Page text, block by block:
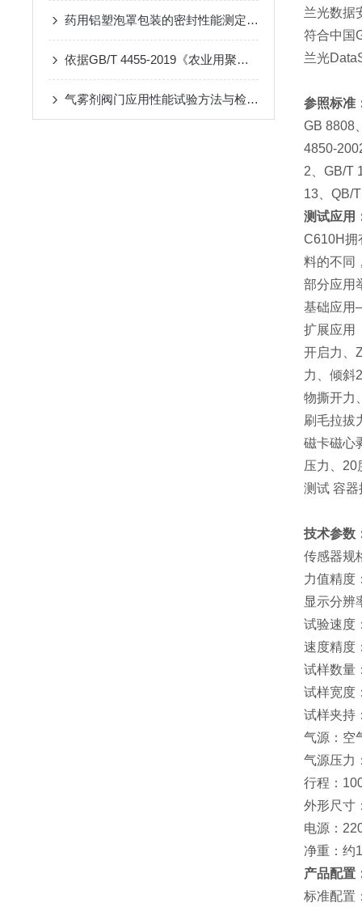
药用铝塑泡罩包装的密封性能测定方法
依据GB/T 4455-2019《农业用聚乙烯吹塑棚膜》：薄膜测厚仪机械测量法详解
气雾剂阀门应用性能试验方法与检测仪器介绍
兰光数据
符合中国
兰光
参照标准
GB 8808
4850-
2、GB/T
13、QB/
测试应用
C610H拥
料的不同
部分应用
基础应用
扩展应用
开启力、
力、倾斜
物撕开力
刷毛拉拔
磁卡磁心
压力、20
测试 容
技术参数
传感器规
力值精度
显示分辨
试验速度
速度精度
试样数量
试样宽度
试样夹持
气源：空
气源压力
行程：
外形尺寸
电源：
净重：约
产品配置
标准配置